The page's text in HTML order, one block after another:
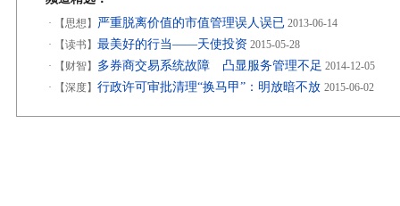
· 【思想】 严重脱离价值的市值管理误人误已 2013-06-14
·
【读书】 最美好的行当——天使投资 2015-05-28
·
【财智】 多券商交易系统故障 凸显服务管理不足 2014-12-05
·
【深度】 行政许可审批清理“换马甲”：明放暗不放 2015-06-02